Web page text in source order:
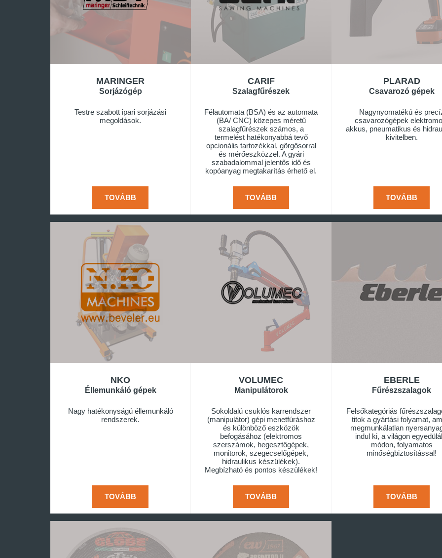
MARINGER
Sorjázógép
Testre szabott ipari sorjázási
megoldások.
TOVÁBB
CARIF
Szalagfűrészek
Félautomata (BSA) és az automata
(BA/ CNC) közepes méretű
szalagfűrészek számos, a
termelést hatékonyabbá tevő
opcionális tartozékkal, görgősorral
és mérőeszközzel. A gyári
szabadalommal jelentős idő és
kopóanyag megtakarítás érhető el.
TOVÁBB
PLARAD
Csavarozó gépek
Nagynyomatékú és
csavarozógépek
akkus, pneumatikus és
kivitelben.
TOVÁBB
NKO
Éllemunkáló gépek
Nagy hatékonyságú éllemunkáló
rendszerek.
TOVÁBB
VOLUMEC
Manipulátorok
Sokoldalú csuklós karrendszer
(manipulátor) gépi menetfúráshoz
és különböző eszközök
befogásához (elektromos
szerszámok, hegesztőgépek,
monitorok, szegecselőgépek,
hidraulikus készülékek).
Megbízható és pontos készülékek!
TOVÁBB
EBERLE
Fűrészszalagok
Felsőkategóriás
titok a gyártási folyamat,
megmunkálatlan
indul ki, a világon
módon, folyamatos
minőségbiztosítással!
TOVÁBB